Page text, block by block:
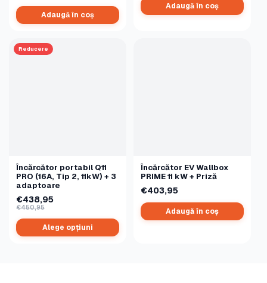
Adaugă în coș
Adaugă în coș
Reducere
Încărcător portabil Q11
PRO (16A, Tip 2, 11kW) + 3
adaptoare
€438,95
€450,95
Alege opțiuni
Încărcător EV Wallbox
PRIME 11 kW + Priză
€403,95
Adaugă în coș